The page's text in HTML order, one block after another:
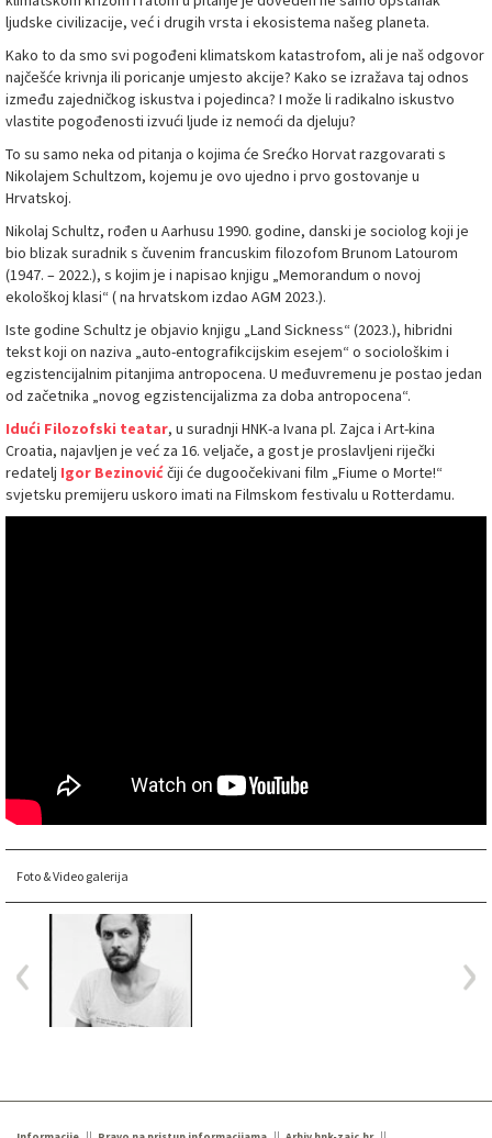
ljudske civilizacije, već i drugih vrsta i ekosistema našeg planeta.
Kako to da smo svi pogođeni klimatskom katastrofom, ali je naš odgovor
najčešće krivnja ili poricanje umjesto akcije? Kako se izražava taj odnos
između zajedničkog iskustva i pojedinca? I može li radikalno iskustvo
vlastite pogođenosti izvući ljude iz nemoći da djeluju?
To su samo neka od pitanja o kojima će Srećko Horvat razgovarati s
Nikolajem Schultzom, kojemu je ovo ujedno i prvo gostovanje u
Hrvatskoj.
Nikolaj Schultz, rođen u Aarhusu 1990. godine, danski je sociolog koji je
bio blizak suradnik s čuvenim francuskim filozofom Brunom Latourom
(1947. – 2022.), s kojim je i napisao knjigu „Memorandum o novoj
ekološkoj klasi“ ( na hrvatskom izdao AGM 2023.).
Iste godine Schultz je objavio knjigu „Land Sickness“ (2023.), hibridni
tekst koji on naziva „auto-entografikcijskim esejem“ o sociološkim i
egzistencijalnim pitanjima antropocena. U međuvremenu je postao jedan
od začetnika „novog egzistencijalizma za doba antropocena“.
Idući Filozofski teatar, u suradnji HNK-a Ivana pl. Zajca i Art-kina
Croatia, najavljen je već za 16. veljače, a gost je proslavljeni riječki
redatelj Igor Bezinovićčiji će dugoočekivani film „Fiume o Morte!“
svjetsku premijeru uskoro imati na Filmskom festivalu u Rotterdamu.
Foto & Video galerija